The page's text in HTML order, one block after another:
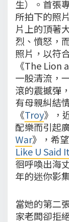
生）。首張
所拍下的照
片上的頂著
烈、憤怒，
照片，以符
《The Lion
一股清流，
滾的震撼彈
有母親糾結
《Troy》，
配樂而引起
War》，希
Like U Said
徊呼喚出海
年的迷你影
當她的第二
家老闆卻拒